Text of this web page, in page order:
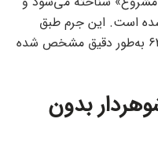
است. این جرم طبق
قانون مجازات اسلامی تحت ماده ۶۳۷ به‌طور دقیق مشخص شده
بدون